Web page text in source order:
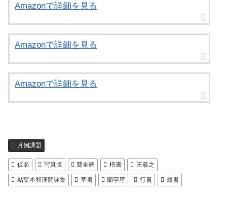
Amazonで詳細を見る
Amazonで詳細を見る
Amazonで詳細を見る
月例課題
仮名 写真版 曹全碑 楷書 王羲之
粘葉本和漢朗詠集 草書 蘭亭序 行書 隷書